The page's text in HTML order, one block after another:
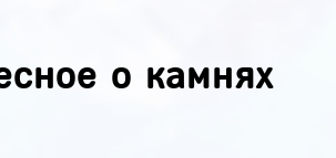
о камнях